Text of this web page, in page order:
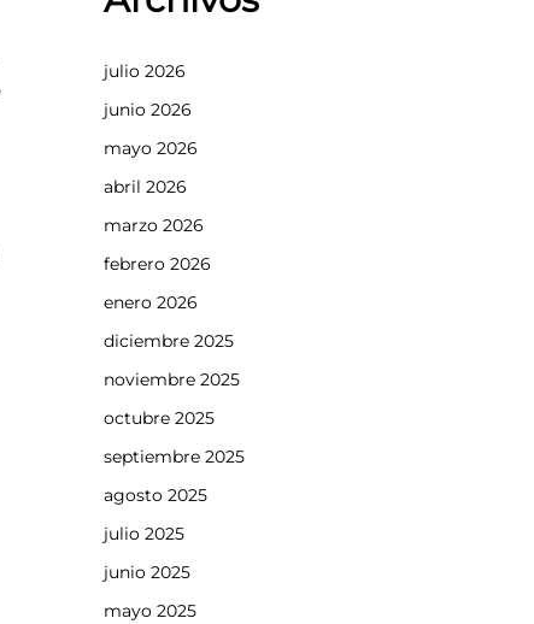
julio 2026
junio 2026
mayo 2026
abril 2026
marzo 2026
febrero 2026
enero 2026
diciembre 2025
noviembre 2025
octubre 2025
septiembre 2025
agosto 2025
julio 2025
junio 2025
mayo 2025